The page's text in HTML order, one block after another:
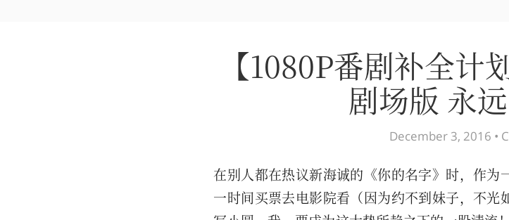
【1080P番剧补全计
剧场版 永
December 3, 2016 •
在别人都在热议新海诚的《你的名字》时，作为
一时间买票去电影院看（因为约不到妹子，不光